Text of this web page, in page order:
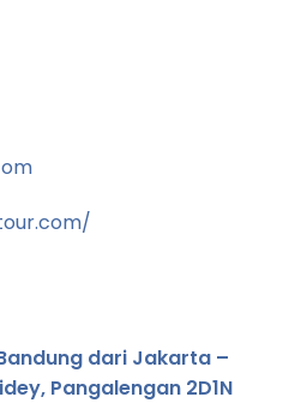
dari Jakarta –
Pangalengan 2D1N